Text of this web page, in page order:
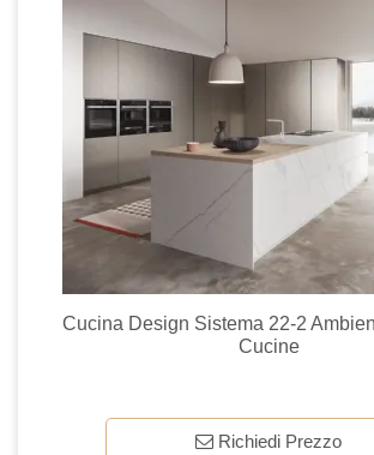
Cucina Design Sistema 22-2
Cucine
Richiedi Prezzo